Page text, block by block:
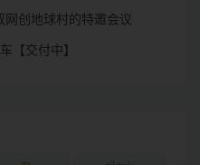
创地球村的特邀会议
【交付中】